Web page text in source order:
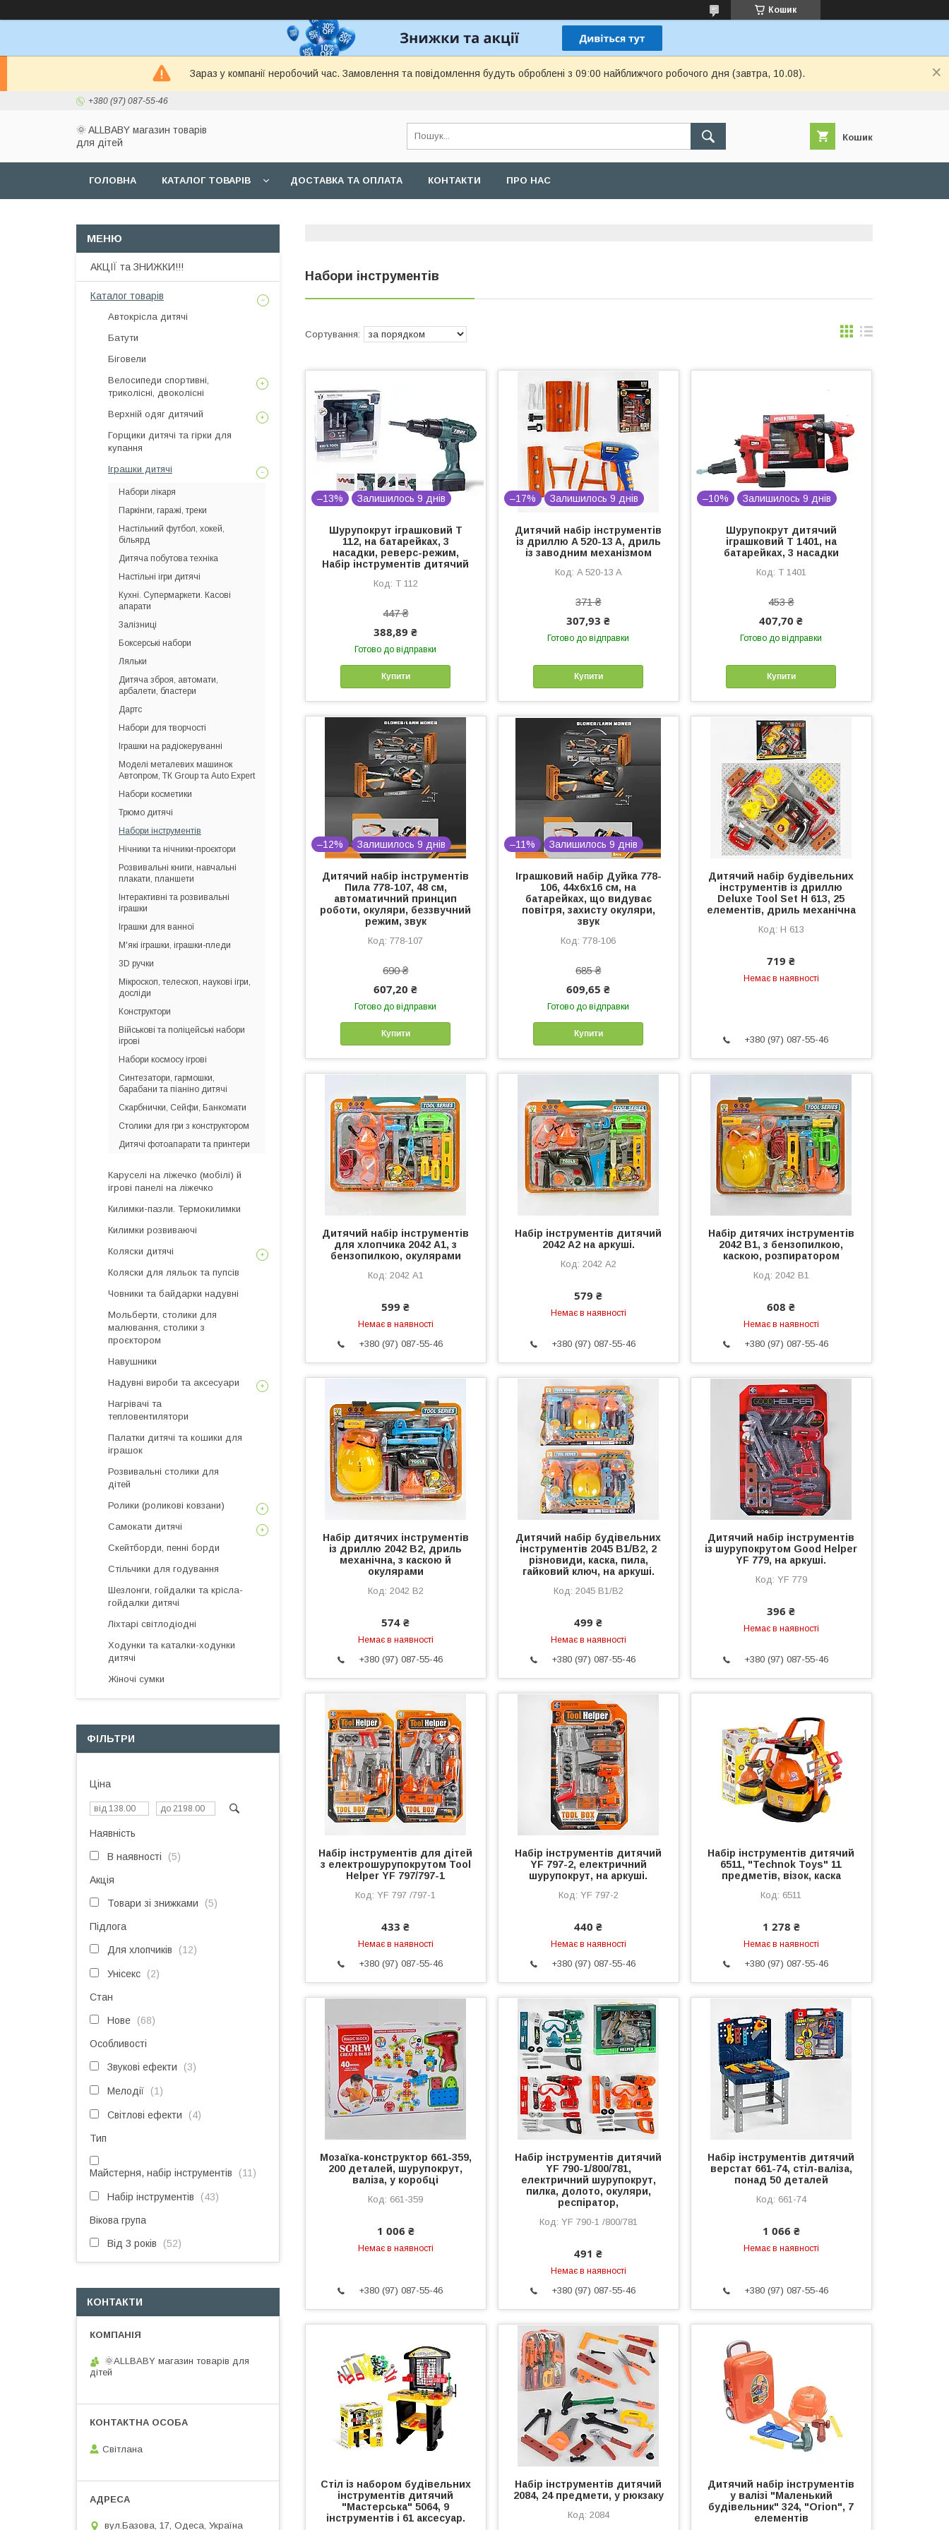
Кошик
Зараз у компанії неробочий час. Замовлення та повідомлення будуть оброблені з 09:00 найближчого робочого дня (завтра, 10.08).
+380 (97) 087-55-46
🌞 ALLBABY магазин товарів
для дітей
Кошик
ГОЛОВНА КАТАЛОГ ТОВАРІВ ДОСТАВКА ТА ОПЛАТА КОНТАКТИ ПРО НАС
Набори інструментів
–13% Залишилось 9 днів
Шурупокрут іграшковий T
112, на батарейках, 3
насадки, реверс-режим,
Набір інструментів дитячий
T 112
447 ₴
388,89 ₴
Готово до відправки
Купити
–17% Залишилось 9 днів
Дитячий набір інструментів
із дриллю A 520-13 A, дриль
із заводним механізмом
A 520-13 A
371 ₴
307,93 ₴
Готово до відправки
Купити
–10% Залишилось 9 днів
Шурупокрут дитячий
іграшковий T 1401, на
батарейках, 3 насадки
T 1401
453 ₴
407,70 ₴
Готово до відправки
Купити
–12% Залишилось 9 днів
Дитячий набір інструментів
Пила 778-107, 48 см,
автоматичний принцип
роботи, окуляри, беззвучний
режим, звук
778-107
690 ₴
607,20 ₴
Готово до відправки
Купити
–11% Залишилось 9 днів
Іграшковий набір Дуйка 778-
106, 44х6х16 см, на
батарейках, що видуває
повітря, захисту окуляри,
звук
778-106
685 ₴
609,65 ₴
Готово до відправки
Купити
Дитячий набір будівельних
інструментів із дриллю
Deluxe Tool Set H 613, 25
елементів, дриль механічна
H 613
719 ₴
Немає в наявності
+380 (97) 087-55-46
Дитячий набір інструментів
для хлопчика 2042 А1, з
бензопилкою, окулярами
2042 А1
599 ₴
Немає в наявності
+380 (97) 087-55-46
Набір інструментів дитячий
2042 А2 на аркуші.
2042 А2
579 ₴
Немає в наявності
+380 (97) 087-55-46
Набір дитячих інструментів
2042 В1, з бензопилкою,
каскою, розпиратором
2042 В1
608 ₴
Немає в наявності
+380 (97) 087-55-46
Набір дитячих інструментів
із дриллю 2042 В2, дриль
механічна, з каскою й
окулярами
2042 В2
574 ₴
Немає в наявності
+380 (97) 087-55-46
Дитячий набір будівельних
інструментів 2045 В1/В2, 2
різновиди, каска, пила,
гайковий ключ, на аркуші.
2045 В1/В2
499 ₴
Немає в наявності
+380 (97) 087-55-46
Дитячий набір інструментів
із шурупокрутом Good Helper
YF 779, на аркуші.
YF 779
396 ₴
Немає в наявності
+380 (97) 087-55-46
Набір інструментів для дітей
з електрошурупокрутом Tool
Helper YF 797/797-1
YF 797 /797-1
433 ₴
Немає в наявності
+380 (97) 087-55-46
Набір інструментів дитячий
YF 797-2, електричний
шурупокрут, на аркуші.
YF 797-2
440 ₴
Немає в наявності
+380 (97) 087-55-46
Набір інструментів дитячий
6511, "Technok Toys" 11
предметів, візок, каска
6511
1 278 ₴
Немає в наявності
+380 (97) 087-55-46
Мозаїка-конструктор 661-359,
200 деталей, шурупокрут,
валіза, у коробці
661-359
1 006 ₴
Немає в наявності
+380 (97) 087-55-46
Набір інструментів дитячий
YF 790-1/800/781,
електричний шурупокрут,
пилка, долото, окуляри,
респіратор,
YF 790-1 /800/781
491 ₴
Немає в наявності
+380 (97) 087-55-46
Набір інструментів дитячий
верстат 661-74, стіл-валіза,
понад 50 деталей
661-74
1 066 ₴
Немає в наявності
+380 (97) 087-55-46
Стіл із набором будівельних
інструментів дитячий
"Мастерська" 5064, 9
інструментів і 61 аксесуар.
Набір інструментів дитячий
2084, 24 предмети, у рюкзаку
2084
Дитячий набір інструментів
у валізі "Маленький
будівельник" 324, "Orion", 7
елементів
АКЦІЇ та ЗНИЖКИ!!!
Каталог товарів
Автокрісла дитячі
Батути
Біговели
Велосипеди спортивні,
триколісні, двоколісні
Верхній одяг дитячий
Горщики дитячі та гірки для
купання
Іграшки дитячі
Набори лікаря
Паркінги, гаражі, треки
Настільний футбол, хокей,
більярд
Дитяча побутова техніка
Настільні ігри дитячі
Кухні. Супермаркети. Касові
апарати
Залізниці
Боксерські набори
Ляльки
Дитяча зброя, автомати,
арбалети, бластери
Дартс
Набори для творчості
Іграшки на радіокеруванні
Моделі металевих машинок
Автопром, ТК Group та Auto Expert
Набори косметики
Трюмо дитячі
Набори інструментів
Нічники та нічники-проєктори
Розвивальні книги, навчальні
плакати, планшети
Інтерактивні та розвивальні
іграшки
Іграшки для ванної
М'які іграшки, іграшки-пледи
3D ручки
Мікроскоп, телескоп, наукові ігри,
досліди
Конструктори
Військові та поліцейські набори
ігрові
Набори космосу ігрові
Синтезатори, гармошки,
барабани та піаніно дитячі
Скарбнички, Сейфи, Банкомати
Столики для гри з конструктором
Дитячі фотоапарати та принтери
Каруселі на ліжечко (мобілі) й
ігрові панелі на ліжечко
Килимки-пазли. Термокилимки
Килимки розвиваючі
Коляски дитячі
Коляски для ляльок та пупсів
Човники та байдарки надувні
Мольберти, столики для
малювання, столики з
проєктором
Навушники
Надувні вироби та аксесуари
Нагрівачі та
тепловентилятори
Палатки дитячі та кошики для
іграшок
Розвивальні столики для
дітей
Ролики (роликові ковзани)
Самокати дитячі
Скейтборди, пенні борди
Стільчики для годування
Шезлонги, гойдалки та крісла-
гойдалки дитячі
Ліхтарі світлодіодні
Ходунки та каталки-ходунки
дитячі
Жіночі сумки
ФІЛЬТРИ
Ціна
Наявність
В наявності 5
Акція
Товари зі знижками 5
Підлога
Для хлопчиків 12
Унісекс 2
Стан
Нове 68
Особливості
Звукові ефекти 3
Мелодії 1
Світлові ефекти 4
Тип
Майстерня, набір інструментів 11
Набір інструментів 43
Вікова група
Від 3 років 52
КОНТАКТИ
🌞ALLBABY магазин товарів для
дітей
Світлана
вул.Базова, 17, Одеса, Україна